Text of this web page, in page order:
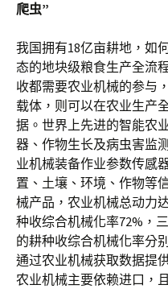
爬虫”
我国拥有18亿亩耕地，如
态的地块级粮食生产全流
收都需要农业机械的参与
载体，则可以在农业生产
据。世界上先进的智能农
器、作物生长及病虫害监
业机械装备作业参数传感
置、土壤、环境、作物等
械产品，农业机械总动力
种收综合机械化率72%，
的耕种收综合机械化率分
通过农业机械获取数据提
农业机械主要依赖进口，